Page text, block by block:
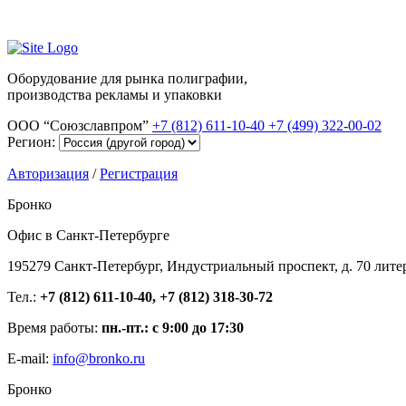
Оборудование для рынка полиграфии,
производства рекламы и упаковки
ООО “Союзславпром” +7 (812) 611-10-40 +7 (499) 322-00-02
Регион:
Авторизация /Регистрация
Бронко
Офис в Санкт-Петербурге
195279 Санкт-Петербург, Индустриальный проспект, д. 70
Тел.: +7 (812) 611-10-40, +7 (812) 318-30-72
Время работы: пн.-пт.: с 9:00 до 17:30
E-mail: info@bronko.ru
Бронко